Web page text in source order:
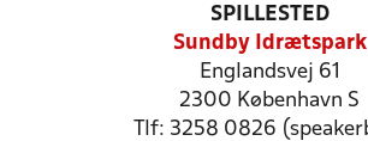
SPILLESTED
Sundby Idrætspark
Englandsvej 61
2300 København S
Tlf: 3258 0826